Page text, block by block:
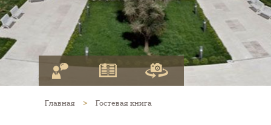
Главная > Гостевая книга